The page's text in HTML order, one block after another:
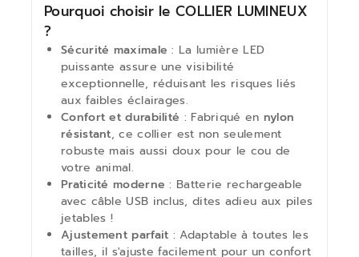
Pourquoi choisir le COLLIER LUMINEUX
?
Sécurité maximale : La lumière LED
puissante assure une visibilité
exceptionnelle, réduisant les risques liés
aux faibles éclairages.
Confort et durabilité : Fabriqué en nylon
résistant, ce collier est non seulement
robuste mais aussi doux pour le cou de
votre animal.
Praticité moderne : Batterie rechargeable
avec câble USB inclus, dites adieu aux piles
jetables !
Ajustement parfait : Adaptable à toutes les
tailles, il s'ajuste facilement pour un confort